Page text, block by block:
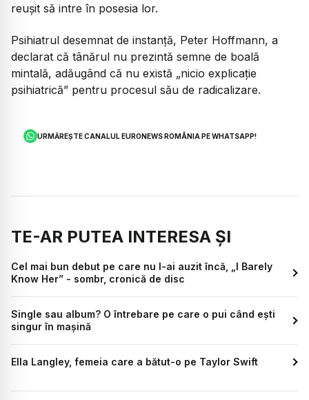
reușit să intre în posesia lor.
Psihiatrul desemnat de instanță, Peter Hoffmann, a
declarat că tânărul nu prezintă semne de boală
mintală, adăugând că nu există „nicio explicație
psihiatrică” pentru procesul său de radicalizare.
URMĂREȘTE CANALUL EURONEWS ROMÂNIA PE WHATSAPP!
TE-AR PUTEA INTERESA ȘI
Cel mai bun debut pe care nu l-ai auzit încă, „I Barely
Know Her” - sombr, cronică de disc
Single sau album? O întrebare pe care o pui când ești
singur în mașină
Ella Langley, femeia care a bătut-o pe Taylor Swift